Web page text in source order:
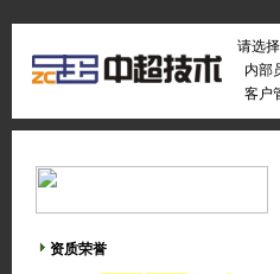
请选
内部
客户
资质荣誉